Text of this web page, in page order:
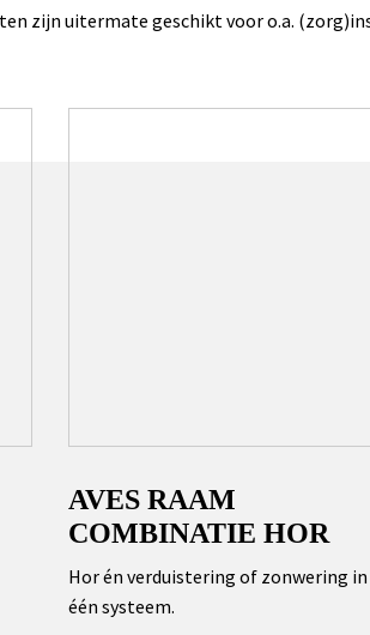
zijn uitermate geschikt voor o.a.
AVES RAAM
COMBINATIE HOR
Hor én verduistering of zonwering in
één systeem.